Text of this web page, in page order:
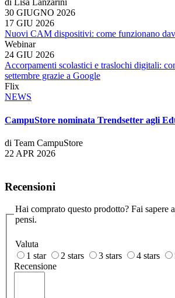
di Lisa Lanzarini
30 GIUGNO 2026
17 GIU 2026
Nuovi CAM dispositivi: come funzionano
Webinar
24 GIU 2026
Accorpamenti scolastici e traslochi digitali:
settembre grazie a Google
Flix
NEWS
CampuStore nominata Trendsetter agli
di Team CampuStore
22 APR 2026
Recensioni
Hai comprato questo prodotto? Fai sapere
pensi.
Valuta
1 star
2 stars 3 stars 4 stars
Recensione